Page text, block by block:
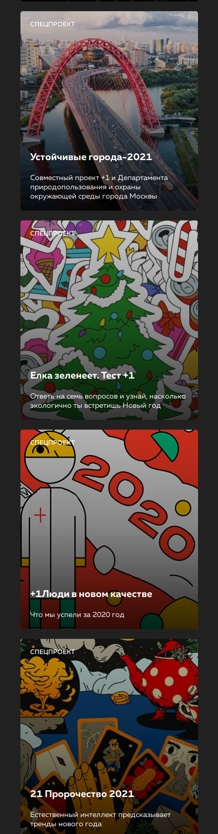
СПЕЦПРОЕКТ
Устойчивые города-2021
Совместный проект +1 и Департамента
природопользования и охраны
окружающей среды города Москвы
СПЕЦПРОЕКТ
Елка зеленеет. Тест +1
Ответь на семь вопросов и узнай, насколько
экологично ты встретишь Новый год
СПЕЦПРОЕКТ
+1Люди в новом качестве
Что мы успели за 2020 год
СПЕЦПРОЕКТ
21 Пророчество 2021
Естественный интеллект предсказывает
тренды нового года